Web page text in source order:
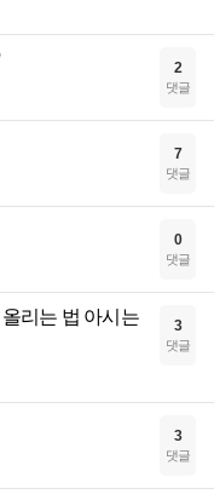
2
댓글
7
댓글
0
댓글
리는 법 아시는
3
댓글
3
댓글